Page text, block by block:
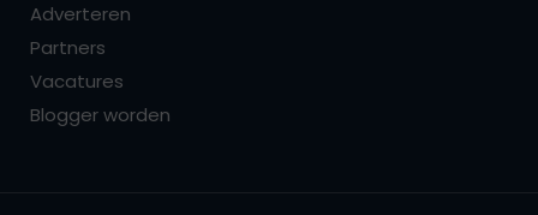
Adverteren
Partners
Vacatures
Blogger worden